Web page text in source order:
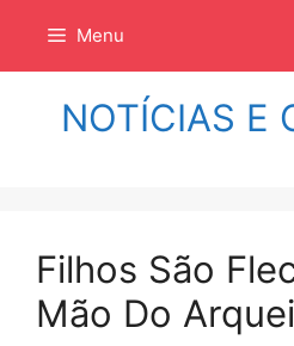
isi
Menu
NOTÍCIAS E
Filhos São
Mão Do